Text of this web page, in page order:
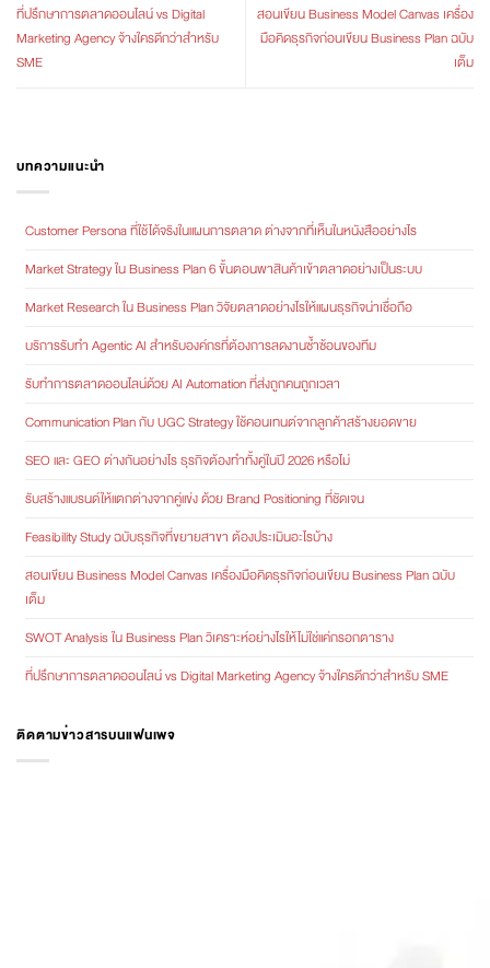
ที่ปรึกษาการตลาดออนไลน์ vs Digital
Marketing Agency จ้างใครดีกว่าสำหรับ
SME
สอนเขียน Business Model Canvas เครื่อง
มือคิดธุรกิจก่อนเขียน Business Plan ฉบับ
เต็ม
บทความแนะนำ
Customer Persona ที่ใช้ได้จริงในแผนการตลาด ต่างจากที่เห็นในหนังสืออย่างไร
Market Strategy ใน Business Plan 6 ขั้นตอนพาสินค้าเข้าตลาดอย่างเป็นระบบ
Market Research ใน Business Plan วิจัยตลาดอย่างไรให้แผนธุรกิจน่าเชื่อถือ
บริการรับทำ Agentic AI สำหรับองค์กรที่ต้องการลดงานซ้ำซ้อนของทีม
รับทำการตลาดออนไลน์ด้วย AI Automation ที่ส่งถูกคนถูกเวลา
Communication Plan กับ UGC Strategy ใช้คอนเทนต์จากลูกค้าสร้างยอดขาย
SEO และ GEO ต่างกันอย่างไร ธุรกิจต้องทำทั้งคู่ในปี 2026 หรือไม่
รับสร้างแบรนด์ให้แตกต่างจากคู่แข่ง ด้วย Brand Positioning ที่ชัดเจน
Feasibility Study ฉบับธุรกิจที่ขยายสาขา ต้องประเมินอะไรบ้าง
สอนเขียน Business Model Canvas เครื่องมือคิดธุรกิจก่อนเขียน Business Plan ฉบับ
เต็ม
SWOT Analysis ใน Business Plan วิเคราะห์อย่างไรให้ไม่ใช่แค่กรอกตาราง
ที่ปรึกษาการตลาดออนไลน์ vs Digital Marketing Agency จ้างใครดีกว่าสำหรับ SME
ติดตามข่าวสารบนแฟนเพจ